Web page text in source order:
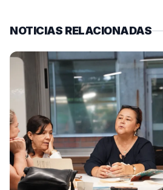
NOTICIAS RELACIONADAS